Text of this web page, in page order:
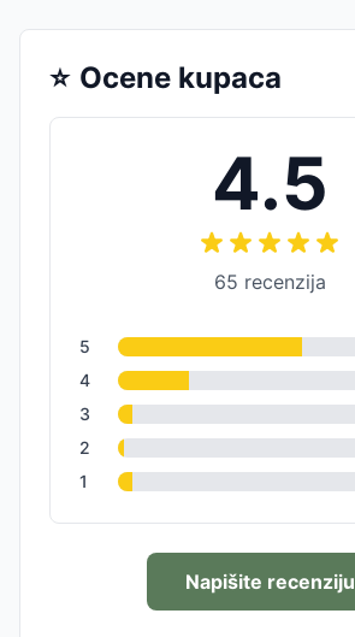
⭐ Ocene kupaca
4.5
65 recenzija
5
4
3
2
1
Napišite recenziju